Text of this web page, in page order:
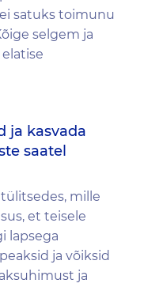
satuks toimunu
selgem ja
ja kasvada
saatel
mille
et teisele
lapsega
ja võiksid
ja